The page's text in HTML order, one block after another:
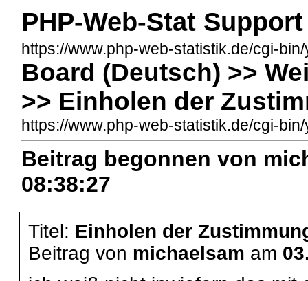
PHP-Web-Stat
https://www.php-web-statistik.de/cgi-
Board (Deutsch) >>
>> Einholen der
https://www.php-web-statistik.de/cgi-
Beitrag begonnen von
08:38:27
Titel: Einholen der
Beitrag von michaelsam am